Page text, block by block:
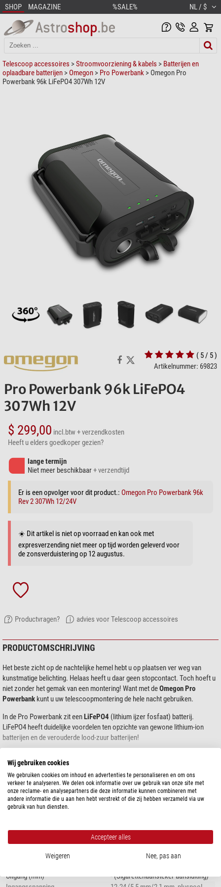
SHOP MAGAZINE %SALE% NL / $
Telescoop accessoires >Stroomvoorziening & kabels > Batterijen en
oplaadbare batterijen > Omegon > Pro Powerbank > Omegon Pro
Powerbank 96k LiFePO4 307Wh 12V
( 5 / 5 )
Artikelnummer: 69823
Pro Powerbank 96k LiFePO4
307Wh 12V
$ 299,00 incl.btw+ verzendkosten
Heeft u elders goedkoper gezien?
lange termijn
Niet meer beschikbaar+ verzendtijd
Er is een opvolger voor dit product.: Omegon Pro Powerbank 96k
Rev 2 307Wh 12/24V
☀️ Dit artikel is niet op voorraad en kan ook met
expresverzending niet meer op tijd worden geleverd voor
de zonsverduistering op 12 augustus.
Productvragen? advies voor Telescoop accessoires
PRODUCTOMSCHRIJVING
Het beste zicht op de nachtelijke hemel hebt u op plaatsen ver weg van
kunstmatige belichting. Helaas heeft u daar geen stopcontact. Toch hoeft u
niet zonder het gemak van een montering! Want met deOmegon Pro
Powerbank kunt u uw telescoopmontering de hele nacht gebruiken.
In de Pro Powerbank zit eenLiFePO4 (lithium ijzer fosfaat) batterij.
LiFePO4 heeft duidelijke voordelen ten opzichte van gewone lithium-ion
batterijen en de verouderde lood-zuur batterijen!
lichter. Bovendien bevat een LiFePO4-batterij geen giftige zware metalen!
Vergeleken met andere lithium-ion batterijen zijn LiFePO4 batterijen
robuuster en betrouwbaarder:
Tijdens het ontladen behoudt de spanning een veel stabieler niveau rond
Drastisch verminderd risico op ontsteking en explosie.
Lange houdbaarheid, zelfs jaren zonder gebruik hebben geen negatieve
De Omegon Pro Powerbank is verkrijgbaar in twee maten:
toon meer...
SPECIFICATIES
Uitgangsspanning
12
Type batterij
LiFePO4
26 (@12V, 307Wh)
Uitgang (mm)
- (Sigarettenaansteker aansluiting)
Wij gebruiken cookies
We gebruiken cookies om inhoud en advertenties te personaliseren en om ons
verkeer te analyseren. We delen ook informatie over uw gebruik van onze site met
onze reclame- en analysepartners die deze informatie kunnen combineren met
andere informatie die u aan hen hebt verstrekt of die zij hebben verzameld via uw
gebruik van hun diensten.
Accepteer alles
Weigeren Nee, pas aan